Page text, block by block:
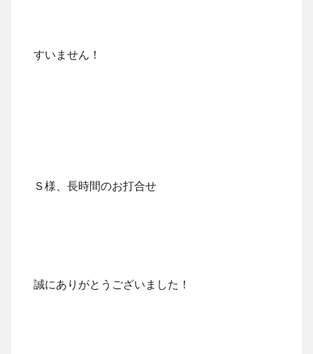
すいません！
Ｓ様、長時間のお打合せ
誠にありがとうございました！